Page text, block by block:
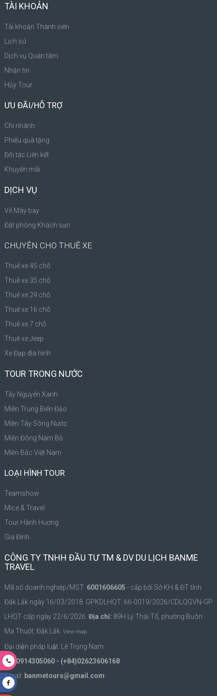
TÀI KHOẢN
Tài khoản Thành viên
Lịch sử
Dịch vụ Quan tâm
Nhận tin
Hủy Tour
ƯU ĐÃI/HỖ TRỢ
Chi nhánh
Phiếu quà tặng
Đối tác Liên kết
Khuyến mãi
DỊCH VỤ
Vé Máy bay
Đặt phòng Khách sạn
CHUYÊN CHO THUÊ XE
Thuê xe 45 chỗ
Thuê xe 35 chỗ
Thuê xe 29 chỗ
Thuê xe 16 chỗ
Thuê xe 7 chỗ
Thuê xe Jeep
Xe Đạp địa hình
TOUR TRONG NƯỚC
Tây Nguyên Xanh
Miền Trung Biển Đảo
Miền Tây Sông Nước
Miền Đông Nam Bộ
Miền Bắc Việt Nam
LOẠI HÌNH TOUR
Teamshow
Mice & Travel
Tour Hành Hương
Gia Đình
CÔNG TY TNHH ĐẦU TƯ TM & DV DU LỊCH BANME
TRAVEL
Mã số doanh nghiệp/MST: 6001606605 - cấp bởi Sở KH & ĐT tỉnh
Đắk Lắk ngày 16/03/2018. GPKDLHQT: 66-0019/2026/CDLQGVN-GP
LHQT cấp ngày 22/6/2026. Địa chỉ: 89H Lý Thái Tổ, phường Buôn
Ma Thuột, Đắk Lắk. View map
Đại diện pháp luật: Lê Trọng Nam
ĐT: 0914305060 - (+84)02623606168
Email: banmetours@gmail.com